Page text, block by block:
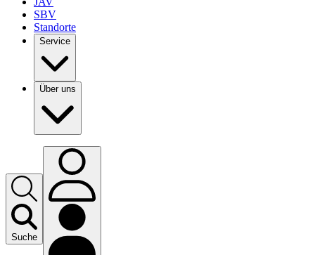
SBV
Standorte
Service
Über uns
Suche